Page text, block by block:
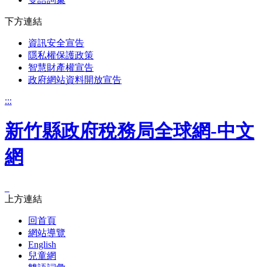
下方連結
資訊安全宣告
隱私權保護政策
智慧財產權宣告
政府網站資料開放宣告
:::
新竹縣政府稅務局全球網-中文
網
上方連結
回首頁
網站導覽
English
兒童網